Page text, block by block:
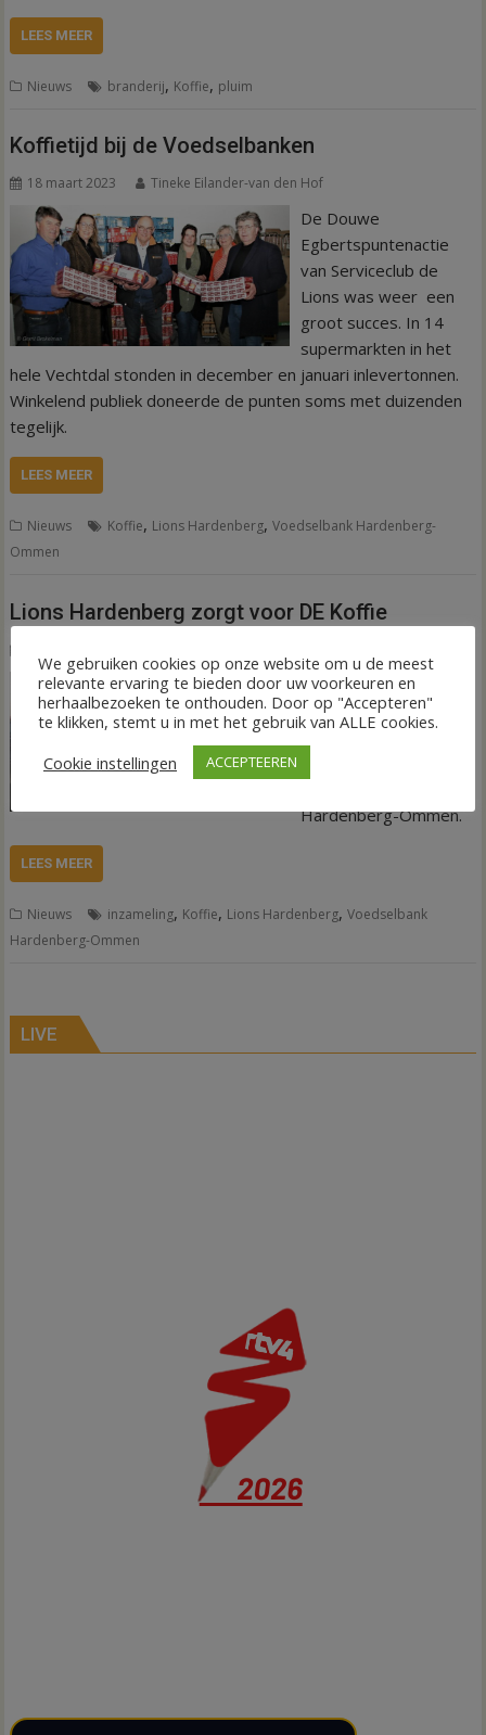
LEES MEER
Nieuws branderij, Koffie, pluim
Koffietijd bij de Voedselbanken
18 maart 2023 Tineke Eilander-van den Hof
De Douwe
Egbertspuntenactie
van Serviceclub de
Lions was weer een
groot succes. In 14
supermarkten in het
hele Vechtdal stonden in december en januari inlevertonnen.
Winkelend publiek doneerde de punten soms met duizenden
tegelijk.
LEES MEER
Nieuws Koffie, Lions Hardenberg,Voedselbank Hardenberg-
Ommen
Lions Hardenberg zorgt voor DE Koffie
Lions Hardenberg
heeft onlangs 2016
Hardenberg-Ommen.
LEES MEER
Nieuws inzameling, Koffie, Lions Hardenberg,Voedselbank
Hardenberg-Ommen
LIVE
We gebruiken cookies op onze website om u de meest
relevante ervaring te bieden door uw voorkeuren en
herhaalbezoeken te onthouden. Door op "Accepteren"
te klikken, stemt u in met het gebruik van ALLE cookies.
Cookie instellingen
ACCEPTEEREN